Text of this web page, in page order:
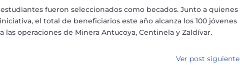
fueron seleccionados como becados. Junto a quienes
el total de beneficiarios este año alcanza los 100 jóvenes
operaciones de Minera Antucoya, Centinela y Zaldívar.
Ver post siguiente